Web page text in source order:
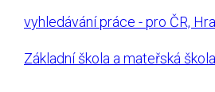
vyhledávání práce - pro ČR,
Základní škola a mateřská